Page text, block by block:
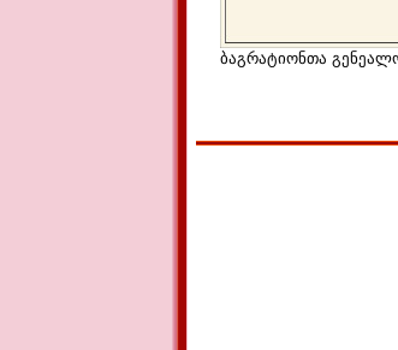
ბაგრატიონთა